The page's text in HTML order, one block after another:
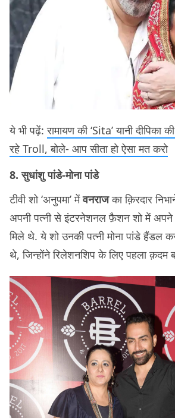
ये भी पढ़ें:रामायण की ‘Sita’ यानी
रहे Troll, बोले- आप सीता हो ऐसा मत करो
8. सुधांशु पांडे-मोना पांडे
टीवी शो ‘अनुपमा’ मेंवनराजका क़िरदार
अपनी पत्नी से इंटरनेशनल फ़ैशन शो में अपने
मिले थे. ये शो उनकी पत्नी मोना पांडे हैंडल
थे, जिन्होंने रिलेशनशिप के लिए पहला क़दम